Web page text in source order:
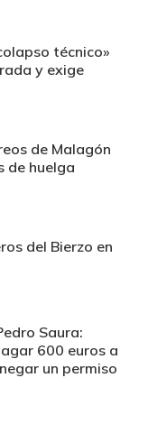
técnico»
y exige
de Malagón
de huelga
del Bierzo en
Saura:
600 euros a
un permiso